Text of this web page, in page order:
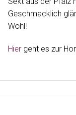
Geschmacklich
Wohl!
Hiergeht es zur